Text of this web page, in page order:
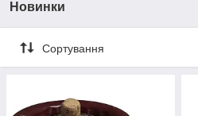
Новинки
Сортування